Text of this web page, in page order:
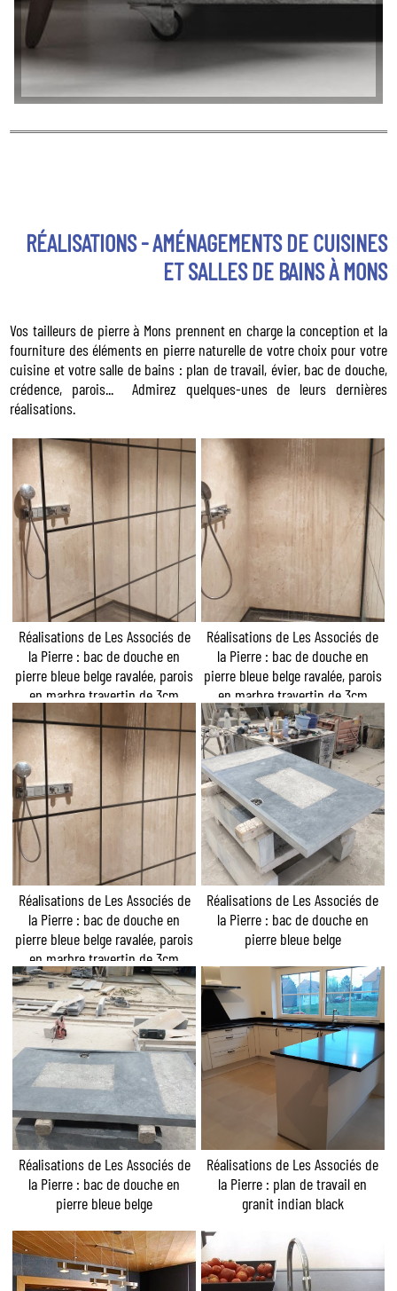
RÉALISATIONS - AMÉNAGEMENTS DE CUISINES
ET SALLES DE BAINS À MONS
Vos tailleurs de pierre à Mons prennent en charge la conception et la
fourniture des éléments en pierre naturelle de votre choix pour votre
cuisine et votre salle de bains : plan de travail, évier, bac de douche,
crédence, parois... Admirez quelques-unes de leurs dernières
réalisations.
Réalisations de Les Associés de
la Pierre : bac de douche en
pierre bleue belge ravalée, parois
en marbre travertin de 3cm
Réalisations de Les Associés de
la Pierre : bac de douche en
pierre bleue belge ravalée, parois
en marbre travertin de 3cm
Réalisations de Les Associés de
la Pierre : bac de douche en
pierre bleue belge ravalée, parois
en marbre travertin de 3cm
Réalisations de Les Associés de
la Pierre : bac de douche en
pierre bleue belge
Réalisations de Les Associés de
la Pierre : bac de douche en
pierre bleue belge
Réalisations de Les Associés de
la Pierre : plan de travail en
granit indian black